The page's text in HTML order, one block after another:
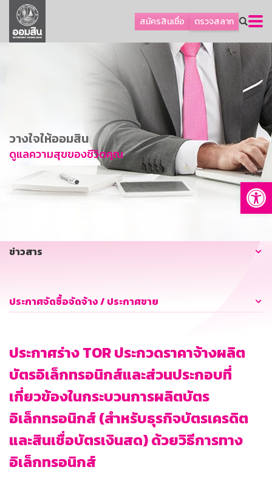
สมัครสินเชื่อ ตรวจสลาก
ลูกค้าธุรกิจ
ลูกค้าผู้ประกอบรายย่อย
การพัฒนาที่ยั่งยืน
ข่าวสาร
บริการทางการเงิน
อื่นๆ
วางใจให้ออมสิน
ดูแลความสุขของชีวิตคุณ
ข่าวสาร
ประกาศจัดซื้อจัดจ้าง / ประกาศขาย
ประกาศร่าง TOR ประกวดราคาจ้างผลิต
บัตรอิเล็กทรอนิกส์และส่วนประกอบที่
เกี่ยวข้องในกระบวนการผลิตบัตร
อิเล็กทรอนิกส์ (สำหรับธุรกิจบัตรเครดิต
และสินเชื่อบัตรเงินสด) ด้วยวิธีการทาง
อิเล็กทรอนิกส์